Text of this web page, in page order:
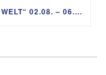
PREDIGTREIHE „MIT GOTT UM DIE WELT“ 02.08. – 06.09.